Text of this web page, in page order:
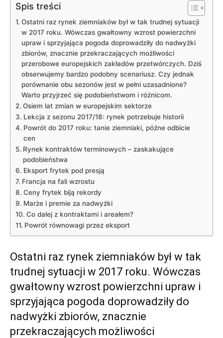
Spis treści
Ostatni raz rynek ziemniaków był w tak trudnej sytuacji
w 2017 roku. Wówczas gwałtowny wzrost powierzchni
upraw i sprzyjająca pogoda doprowadziły do nadwyżki
zbiorów, znacznie przekraczających możliwości
przerobowe europejskich zakładów przetwórczych. Dziś
obserwujemy bardzo podobny scenariusz. Czy jednak
porównanie obu sezonów jest w pełni uzasadnione?
Warto przyjrzeć się podobieństwom i różnicom.
Osiem lat zmian w europejskim sektorze
Lekcja z sezonu 2017/18: rynek potrzebuje historii
Powrót do 2017 roku: tanie ziemniaki, późne odbicie
cen
Rynek kontraktów terminowych – zaskakujące
podobieństwa
Eksport frytek pod presją
Francja na fali wzrostu
Ceny frytek biją rekordy
Marże i premie za nadwyżki
Co dalej z kontraktami i areałem?
Powrót równowagi przez eksport
Ostatni raz rynek ziemniaków był w tak
trudnej sytuacji w 2017 roku. Wówczas
gwałtowny wzrost powierzchni upraw i
sprzyjająca pogoda doprowadziły do
nadwyżki zbiorów, znacznie
przekraczających możliwości